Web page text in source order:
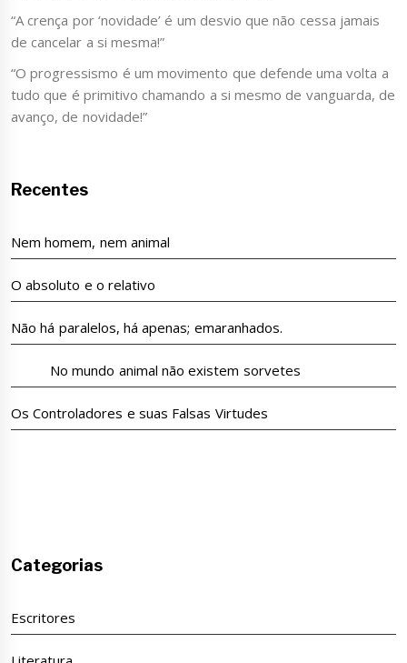
“A crença por ‘novidade’ é um desvio que não cessa jamais
de cancelar a si mesma!”
“O progressismo é um movimento que defende uma volta a
tudo que é primitivo chamando a si mesmo de vanguarda, de
avanço, de novidade!”
Recentes
Nem homem, nem animal
O absoluto e o relativo
Não há paralelos, há apenas; emaranhados.
No mundo animal não existem sorvetes
Os Controladores e suas Falsas Virtudes
Categorias
Escritores